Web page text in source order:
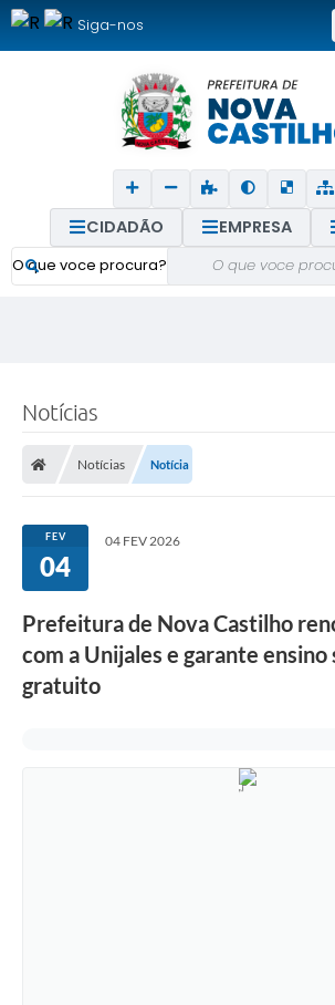
O que voce procura?
Siga-nos
CIDADÃO EMPRESA
Notícias
Notícias Notícia
FEV
04
04 FEV 2026
Prefeitura de Nova Castilho
com a Unijales e garante
gratuito